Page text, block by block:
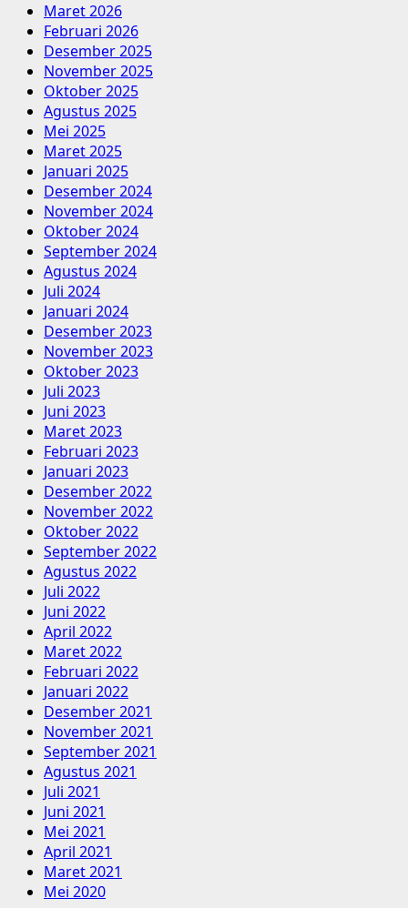
Maret 2026
Februari 2026
Desember 2025
November 2025
Oktober 2025
Agustus 2025
Mei 2025
Maret 2025
Januari 2025
Desember 2024
November 2024
Oktober 2024
September 2024
Agustus 2024
Juli 2024
Januari 2024
Desember 2023
November 2023
Oktober 2023
Juli 2023
Juni 2023
Maret 2023
Februari 2023
Januari 2023
Desember 2022
November 2022
Oktober 2022
September 2022
Agustus 2022
Juli 2022
Juni 2022
April 2022
Maret 2022
Februari 2022
Januari 2022
Desember 2021
November 2021
September 2021
Agustus 2021
Juli 2021
Juni 2021
Mei 2021
April 2021
Maret 2021
Mei 2020